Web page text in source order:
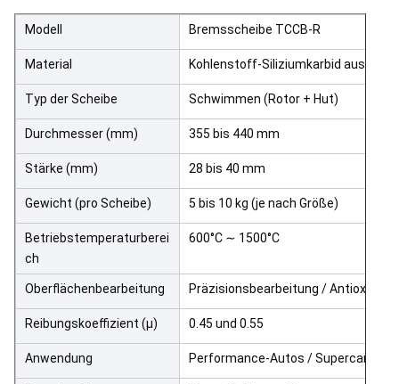
Modell Bremsscheibe TCCB-R
Material Kohlenstoff-Siliziumkarbid aus
Typ der Scheibe Schwimmen (Rotor + Hut)
Durchmesser (mm) 355 bis 440 mm
Stärke (mm) 28 bis 40 mm
Gewicht (pro Scheibe) 5 bis 10 kg (je nach Größe)
Betriebstemperaturberei
ch
600°C ∼ 1500°C
Oberflächenbearbeitung Präzisionsbearbeitung /
Reibungskoeffizient (μ) 0.45 und 0.55
Anwendung Performance-Autos / Supercars /